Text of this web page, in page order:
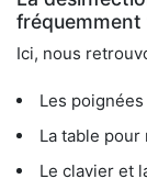
fréquemment
Ici, nous
Les
La table pour
Le clavier et